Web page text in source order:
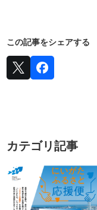
この記事をシェアする
カテゴリ記事